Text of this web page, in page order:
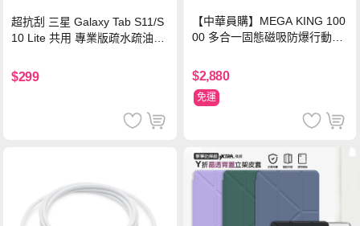
超抗刮 三星 Galaxy Tab S11/S
10 Lite 共用 專業版疏水疏油9H
$299
【中華員購】MEGA KING 100
00 多合一固態磁吸防爆行動電
$2,880
免運